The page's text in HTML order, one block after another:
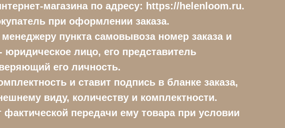
магазина по адресу: https://helenloom.ru.
при оформлении заказа.
пункта самовывоза номер заказа и
лицо, его представитель
его личность.
и ставит подпись в бланке заказа,
виду, количеству и комплектности.
передачи ему товара при условии